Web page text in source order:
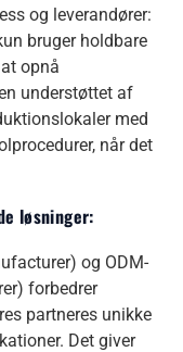
og leverandører:
bruger holdbare
opnå
understøttet af
med
når det
løsninger:
og ODM-
forbedrer
partneres unikke
Det giver